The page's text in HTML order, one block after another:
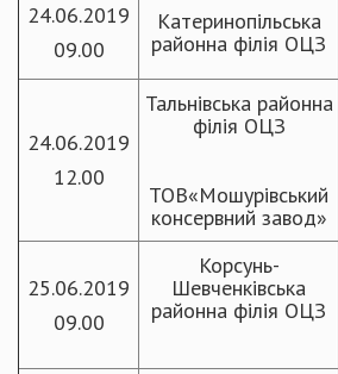
24.06.2019
09.00
Катеринопільська
районна філія ОЦЗ
24.06.2019
12.00
Тальнівська районна
філія ОЦЗ
ТОВ«Мошурівський
консервний завод»
25.06.2019
09.00
Корсунь-
Шевченківська
районна філія ОЦЗ